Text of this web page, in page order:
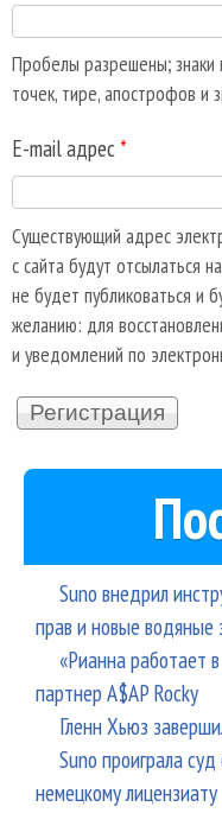
Пробелы разрешены; знаки
точек, тире, апострофов и
E-mail адрес *
Существующий адрес
с сайта будут отсылаться
не будет публиковаться и
желанию: для
и уведомлений по
Suno внедрил
прав и новые водяные
«Рианна работает
партнер A$AP Rocky
Гленн Хьюз
Suno проиграла
немецкому лицензиату